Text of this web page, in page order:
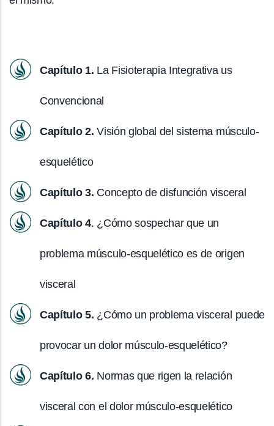
Capítulo 1. La Fisioterapia Integrativa us
Convencional
Capítulo 2. Visión global del sistema músculo-
esquelético
Capítulo 3. Concepto de disfunción visceral
Capítulo 4. ¿Cómo sospechar que un
problema músculo-esquelético es de origen
visceral
Capítulo 5. ¿Cómo un problema visceral puede
provocar un dolor músculo-esquelético?
Capítulo 6. Normas que rigen la relación
visceral con el dolor músculo-esquelético